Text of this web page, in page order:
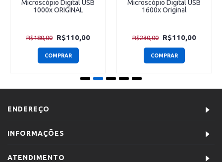
Microscópio Digital USB
1000x ORIGINAL
R$180,00 R$110,00
COMPRAR
Microscópio Digital USB
1600x Original
R$230,00 R$110,00
COMPRAR
ENDEREÇO
INFORMAÇÕES
ATENDIMENTO